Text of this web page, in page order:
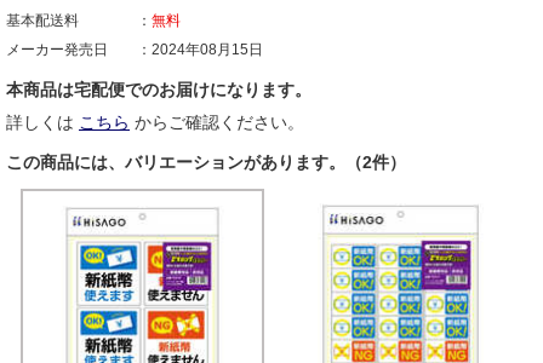
基本配送料
無料
メーカー発売日
2024年08月15日
本商品は宅配便でのお届けになります。
詳しくは こちら からご確認ください。
この商品には、バリエーションがあります。（2件）